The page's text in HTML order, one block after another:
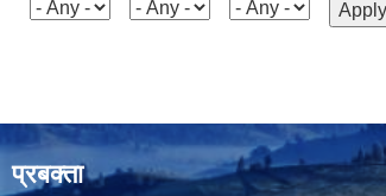
प्रबक्ता